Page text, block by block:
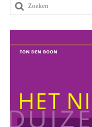
Zoeken
naar: